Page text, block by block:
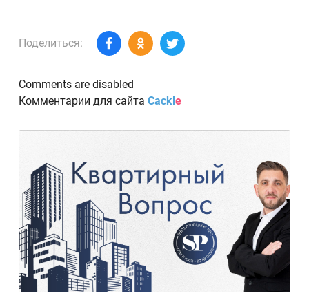
Поделиться:
Comments are disabled
Комментарии для сайта Cackle